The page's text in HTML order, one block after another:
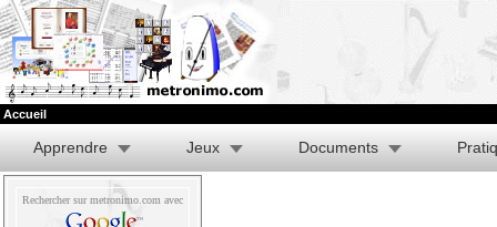
Accueil
Apprendre Jeux Documents
Rechercher sur metronimo.com avec